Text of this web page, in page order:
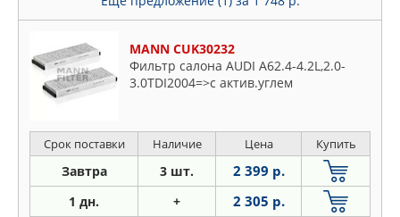
MANN CUK30232
Фильтр салона AUDI A62.4-4.2L,2.0-
3.0TDI2004=>с актив.углем
Срок поставки Наличие Цена Купить
Завтра 3 шт. 2 399 р.
1 дн. + 2 305 р.